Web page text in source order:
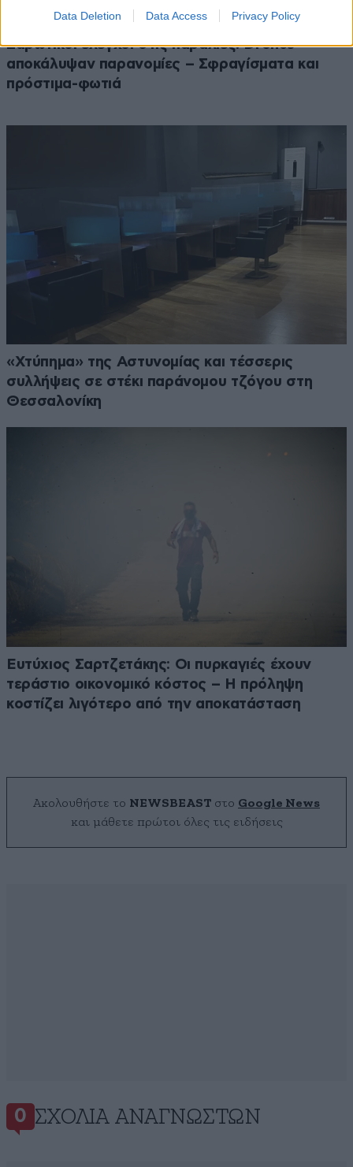
Data Deletion Data Access Privacy Policy
Σαρωτικοί έλεγχοι στις παραλίες: Drones
αποκάλυψαν παρανομίες – Σφραγίσματα και
πρόστιμα-φωτιά
«Χτύπημα» της Αστυνομίας και τέσσερις
συλλήψεις σε στέκι παράνομου τζόγου στη
Θεσσαλονίκη
Ευτύχιος Σαρτζετάκης: Οι πυρκαγιές έχουν
τεράστιο οικονομικό κόστος – Η πρόληψη
κοστίζει λιγότερο από την αποκατάσταση
Ακολουθήστε το NEWSBEAST στο Google News
και μάθετε πρώτοι όλες τις ειδήσεις
0 ΣΧΌΛΙΑ ΑΝΑΓΝΩΣΤΏΝ